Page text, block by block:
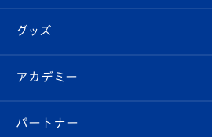
チケット
イベント
メディア
エンブレム紹介
スタッフプロフィール
マスコット紹介
はじめての観戦ガイド
Revive Team
ヴィヴィくんの長崎おもてなしガイド
フォトギャラリー
スタジアムグルメ
チケット
V-LOVERS（ファンクラブ）
グッズ
オンラインショップ
アカデミー
育成からのお知らせ
パートナー